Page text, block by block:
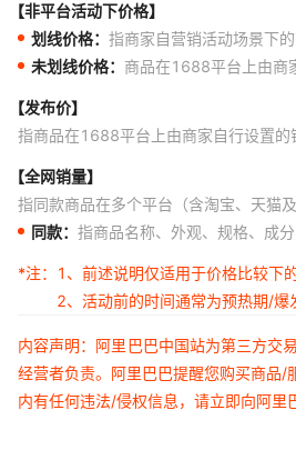
【非平台活动下价格】
划线价格： 指商家自营销活动场景下
未划线价格： 商品在1688平台上由商
【发布价】
指商品在1688平台上由商家自行设置的
【全网销量】
指同款商品在多个平台（含淘宝、天猫
同款： 指商品名称、外观、规格、成
*注：
1、前述说明仅适用于价格比较下的
2、活动前的时间通常为预热期/
内容声明：阿里巴巴中国站为第三方交
经营者负责。阿里巴巴提醒您购买商品
内有任何违法/侵权信息，请立即向阿里